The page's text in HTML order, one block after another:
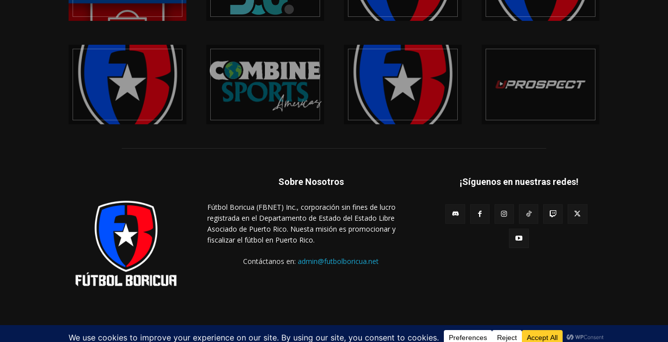
Sobre Nosotros
Fútbol Boricua (FBNET) Inc., corporación sin fines de lucro
registrada en el Departamento de Estado del Estado Libre
Asociado de Puerto Rico. Nuesta misión es promocionar y
fiscalizar el fútbol en Puerto Rico.
Contáctanos en: admin@futbolboricua.net
¡Síguenos en nuestras redes!
Login Quienes Somos Estados Financieros Contáctanos